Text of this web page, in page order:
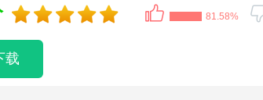
81.58%
载